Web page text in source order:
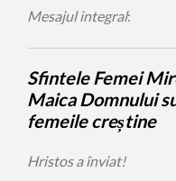
Mesajul integral:
Sfintele Femei
Maica Domnului
femeile creștine
Hristos a înviat!